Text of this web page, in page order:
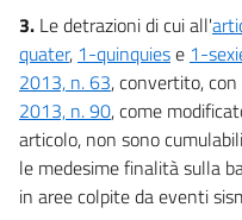
3. Le detrazioni di cui all'
quater, 1-quinquiese 1-
2013, n. 63, convertito,
2013, n. 90, come
articolo, non sono
le medesime finalità sulla
in aree colpite da eventi